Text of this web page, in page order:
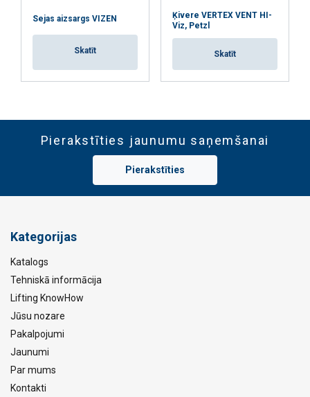
Sejas aizsargs VIZEN
Skatīt
Ķivere VERTEX VENT HI-
Viz, Petzl
Skatīt
Pierakstīties jaunumu saņemšanai
Pierakstīties
Kategorijas
Katalogs
Tehniskā informācija
Lifting KnowHow
Jūsu nozare
Pakalpojumi
Jaunumi
Par mums
Kontakti